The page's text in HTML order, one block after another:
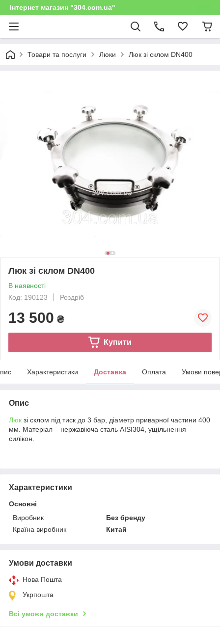
Інтернет магазин "304.com.ua"
Товари та послуги Люки Люк зі склом DN400
Люк зі склом DN400
В наявності
Код: 190123
Роздріб
13 500 ₴
Купити
Характеристики Доставка Оплата Умови
Опис
Люк зі склом під тиск до 3 бар, діаметр приварної частини 400
мм. Матеріал – нержавіюча сталь AISI304, ущільнення –
силікон.
Характеристики
Основні
Виробник
Без бренду
Країна виробник
Китай
Умови доставки
Нова Пошта
Укрпошта
Всі умови доставки